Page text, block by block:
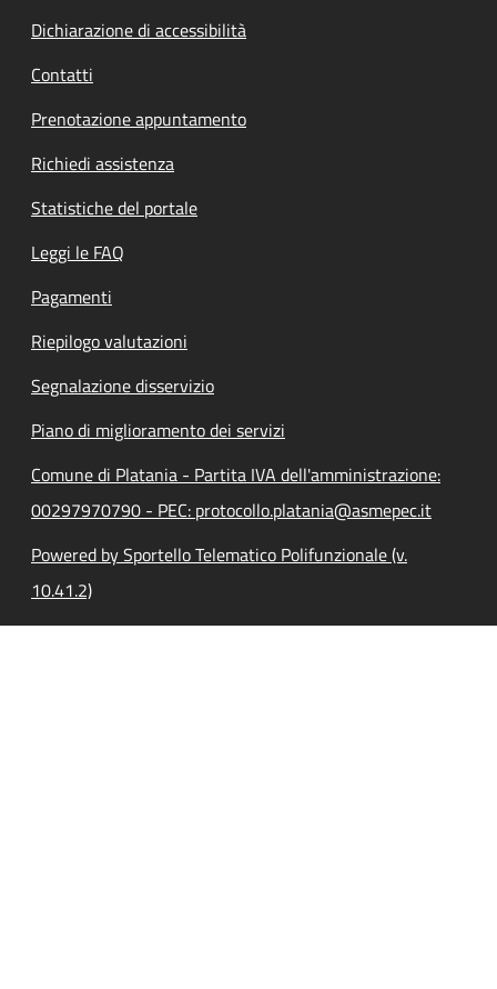
Dichiarazione di accessibilità
Contatti
Prenotazione appuntamento
Richiedi assistenza
Statistiche del portale
Leggi le FAQ
Pagamenti
Riepilogo valutazioni
Segnalazione disservizio
Piano di miglioramento dei servizi
Comune di Platania - Partita IVA dell'amministrazione:
00297970790 - PEC: protocollo.platania@asmepec.it
Powered by Sportello Telematico Polifunzionale (v.
10.41.2)